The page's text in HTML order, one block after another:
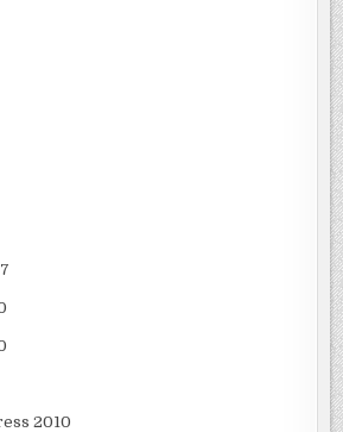
2010